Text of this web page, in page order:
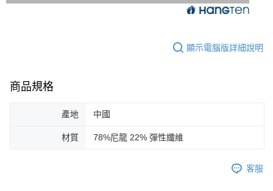
顯示電腦版詳細說明
商品規格
產地 中國
材質 78%尼龍 22% 彈性纖維
客服